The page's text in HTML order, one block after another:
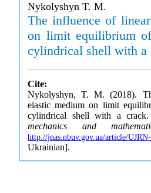
Nykolyshyn T. M.
The influence of
on limit equilibrium
cylindrical shell with a
Cite:
Nykolyshyn, T. M. (2018).
elastic medium on limit
cylindrical shell with a crack.
mechanics and
http://jnas.nbuv.gov.ua/article/
Ukrainian].